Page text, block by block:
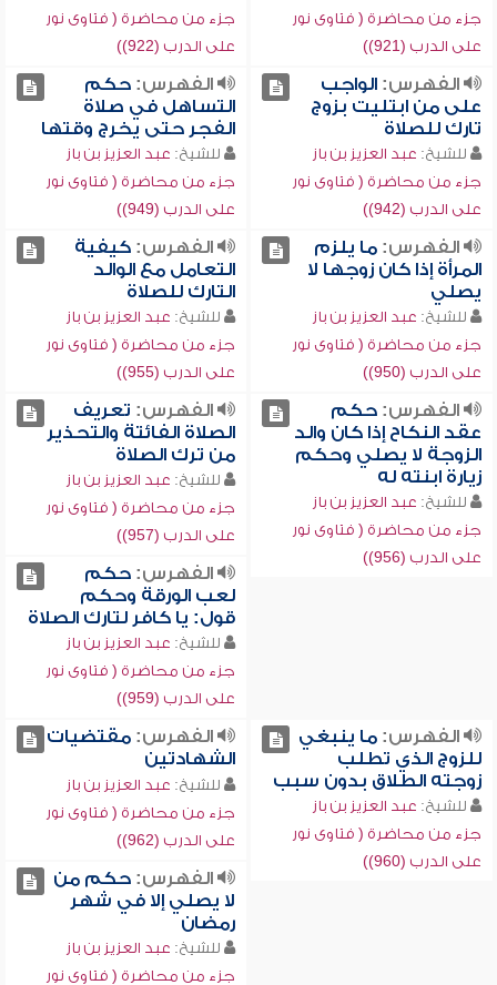
جزء من محاضرة ( فتاوى نور
على الدرب (921))
جزء من محاضرة ( فتاوى نور
على الدرب (922))
الفهرس:الواجب
على من ابتليت بزوج
تارك للصلاة
للشيخ: عبد العزيز بن باز
جزء من محاضرة ( فتاوى نور
على الدرب (942))
الفهرس:حكم
التساهل في صلاة
الفجر حتى يخرج وقتها
للشيخ: عبد العزيز بن باز
جزء من محاضرة ( فتاوى نور
على الدرب (949))
الفهرس:ما يلزم
المرأة إذا كان زوجها لا
يصلي
للشيخ: عبد العزيز بن باز
جزء من محاضرة ( فتاوى نور
على الدرب (950))
الفهرس:كيفية
التعامل مع الوالد
التارك للصلاة
للشيخ: عبد العزيز بن باز
جزء من محاضرة ( فتاوى نور
على الدرب (955))
الفهرس:حكم
عقد النكاح إذا كان والد
الزوجة لا يصلي وحكم
زيارة ابنته له
للشيخ: عبد العزيز بن باز
جزء من محاضرة ( فتاوى نور
على الدرب (956))
الفهرس: تعريف
الصلاة الفائتة والتحذير
من ترك الصلاة
للشيخ: عبد العزيز بن باز
جزء من محاضرة ( فتاوى نور
على الدرب (957))
الفهرس:حكم
لعب الورقة وحكم
قول: يا كافر لتارك الصلاة
للشيخ: عبد العزيز بن باز
جزء من محاضرة ( فتاوى نور
على الدرب (959))
الفهرس:ما ينبغي
للزوج الذي تطلب
زوجته الطلاق بدون سبب
للشيخ: عبد العزيز بن باز
جزء من محاضرة ( فتاوى نور
على الدرب (960))
الفهرس:مقتضيات
الشهادتين
للشيخ: عبد العزيز بن باز
جزء من محاضرة ( فتاوى نور
على الدرب (962))
الفهرس:حكم من
لا يصلي إلا في شهر
رمضان
للشيخ: عبد العزيز بن باز
جزء من محاضرة ( فتاوى نور